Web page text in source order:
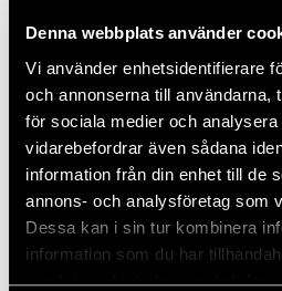
Denna webbplats använder
Vi använder enhetsidentifierare
och annonserna till användarna,
för sociala medier och
vidarebefordrar även sådana
information från din enhet till de
annons- och analysföretag som
Dessa kan i sin tur kombinera
information som du har
samlat in när du har använt
2025
2024
2023
2022